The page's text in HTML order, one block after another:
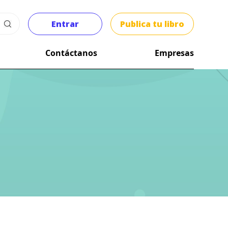
Entrar Publica tu libro
Contáctanos Empresas